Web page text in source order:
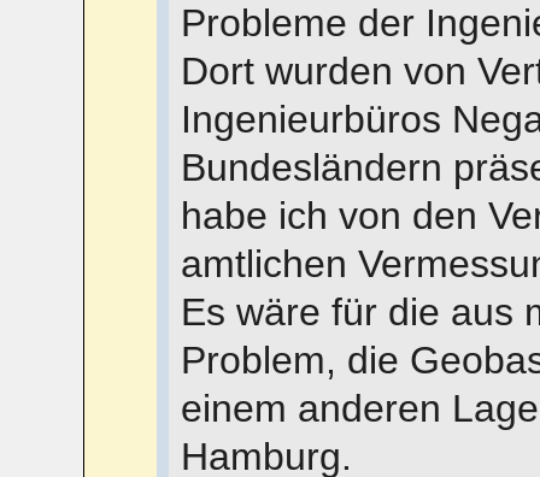
Probleme der
Dort wurden von
Ingenieurbüros
Bundesländern
habe ich von den
amtlichen
Es wäre für die aus
Problem, die
einem anderen
Hamburg.